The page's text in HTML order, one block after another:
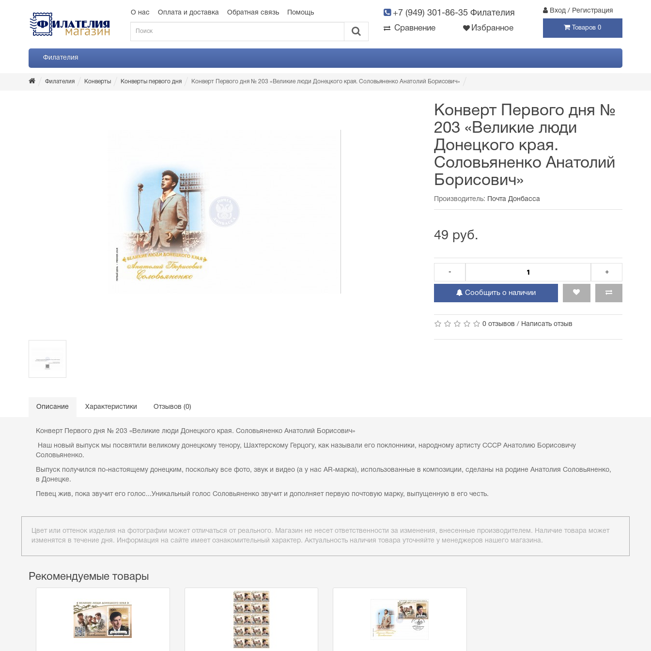
О нас Оплата и доставка Обратная связь Помощь +7 (949) 301-86-35 Филателия Вход / Регистрация
Сравнение Избранное Товаров 0
Филателия
Филателия Конверты Конверты первого дня Конверт Первого дня № 203 «Великие люди Донецкого края. Соловьяненко Анатолий Борисович»
Конверт Первого дня №
203 «Великие люди
Донецкого края.
Соловьяненко Анатолий
Борисович»
Производитель: Почта Донбасса
49 руб.
- +
Сообщить о наличии
0 отзывов / Написать отзыв
Описание Характеристики Отзывов (0)
Конверт Первого дня № 203 «Великие люди Донецкого края. Соловьяненко Анатолий Борисович»
Наш новый выпуск мы посвятили великому донецкому тенору, Шахтерскому Герцогу, как называли его поклонники, народному артисту СССР Анатолию Борисовичу
Соловьяненко.
Выпуск получился по-настоящему донецким, поскольку все фото, звук и видео (а у нас AR-марка), использованные в композиции, сделаны на родине Анатолия Соловьяненко,
в Донецке.
Певец жив, пока звучит его голос...Уникальный голос Соловьяненко звучит и дополняет первую почтовую марку, выпущенную в его честь.
Цвет или оттенок изделия на фотографии может отличаться от реального. Магазин не несет ответственности за изменения, внесенные производителем. Наличие товара может
изменятся в течение дня. Информация на сайте имеет ознакомительный характер. Актуальность наличия товара уточняйте у менеджеров нашего магазина.
Рекомендуемые товары